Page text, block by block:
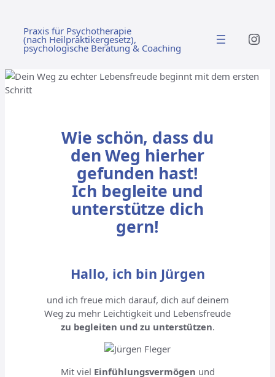
springen
Praxis für Psychotherapie
(nach Heilpraktikergesetz),
psychologische Beratung & Coaching
Wie schön, dass du
den Weg hierher
gefunden hast!
Ich begleite und
unterstütze dich
gern!
Hallo, ich bin Jürgen
und ich freue mich darauf, dich auf deinem
Weg zu mehr Leichtigkeit und Lebensfreude
zu begleiten und zu unterstützen.
Mit viel Einfühlungsvermögen und